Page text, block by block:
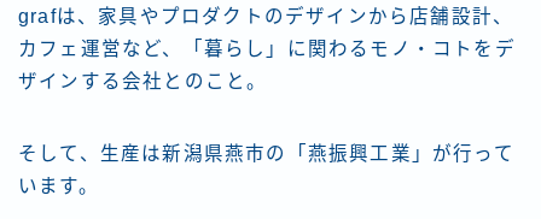
grafは、家具やプロダクトのデザインから店舗設計、
カフェ運営など、「暮らし」に関わるモノ・コトをデ
ザインする会社とのこと。
そして、生産は新潟県燕市の「燕振興工業」が行って
います。